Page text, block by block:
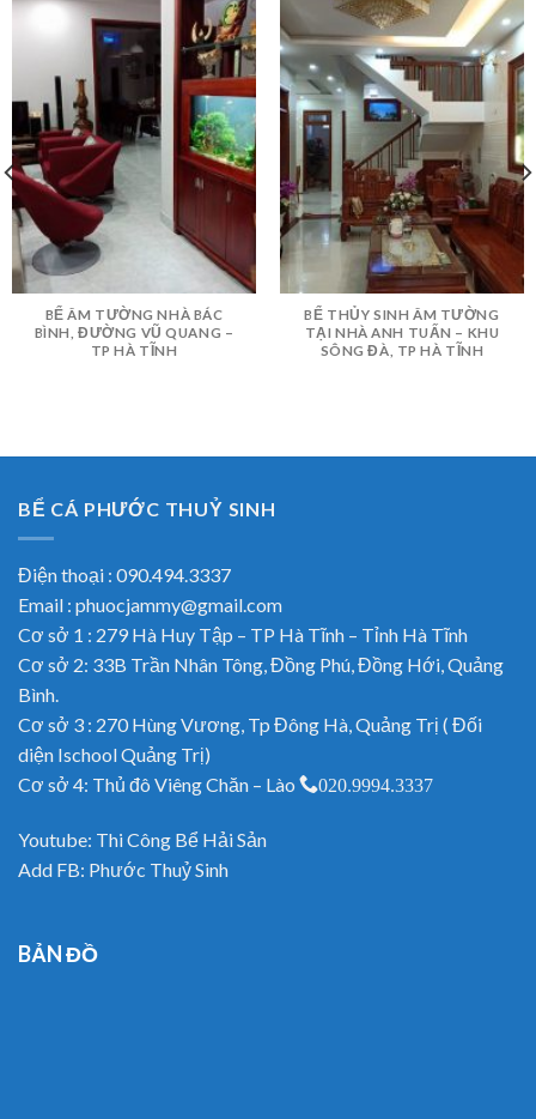
BỂ ÂM TƯỜNG NHÀ BÁC
BÌNH, ĐƯỜNG VŨ QUANG –
TP HÀ TĨNH
BỂ THỦY SINH ÂM TƯỜNG
TẠI NHÀ ANH TUẤN – KHU
SÔNG ĐÀ, TP HÀ TĨNH
BỂ CÁ PHƯỚC THUỶ SINH
Điện thoại : 090.494.3337
Email : phuocjammy@gmail.com
Cơ sở 1 : 279 Hà Huy Tập – TP Hà Tĩnh – Tỉnh Hà Tĩnh
Cơ sở 2: 33B Trần Nhân Tông, Đồng Phú, Đồng Hới, Quảng
Bình.
Cơ sở 3 : 270 Hùng Vương, Tp Đông Hà, Quảng Trị ( Đối
diện Ischool Quảng Trị)
Cơ sở 4: Thủ đô Viêng Chăn – Lào
020.9994.3337
Youtube: Thi Công Bể Hải Sản
Add FB: Phước Thuỷ Sinh
BẢN ĐỒ